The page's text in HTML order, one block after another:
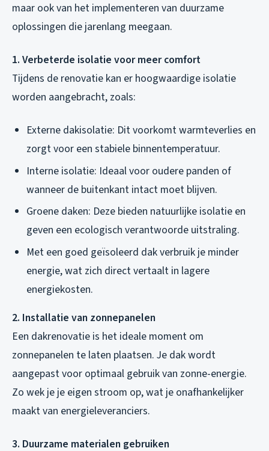
maar ook van het implementeren van duurzame
oplossingen die jarenlang meegaan.
1. Verbeterde isolatie voor meer comfort
Tijdens de renovatie kan er hoogwaardige isolatie
worden aangebracht, zoals:
Externe dakisolatie: Dit voorkomt warmteverlies en
zorgt voor een stabiele binnentemperatuur.
Interne isolatie: Ideaal voor oudere panden of
wanneer de buitenkant intact moet blijven.
Groene daken: Deze bieden natuurlijke isolatie en
geven een ecologisch verantwoorde uitstraling.
Met een goed geïsoleerd dak verbruik je minder
energie, wat zich direct vertaalt in lagere
energiekosten.
2. Installatie van zonnepanelen
Een dakrenovatie is het ideale moment om
zonnepanelen te laten plaatsen. Je dak wordt
aangepast voor optimaal gebruik van zonne-energie.
Zo wek je je eigen stroom op, wat je onafhankelijker
maakt van energieleveranciers.
3. Duurzame materialen gebruiken